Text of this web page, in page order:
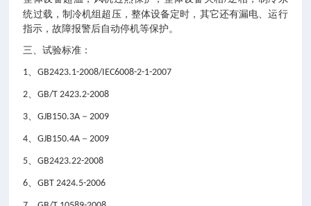
统过载，制冷机组超压，整体设备定时，其它还有漏电、运行
指示，故障报警后自动停机等保护。
三、试验标准：
1、GB2423.1-2008/IEC6008-2-1-2007
2、GB/T 2423.2-2008
3、GJB150.3A －2009
4、GJB150.4A －2009
5、GB2423.22-2008
6、GBT 2424.5-2006